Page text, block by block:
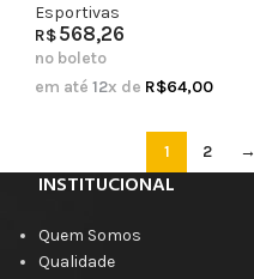
Esportivas
R$568,26
no boleto
em até 12x de R$64,00
1 2 →
INSTITUCIONAL
Quem Somos
Qualidade